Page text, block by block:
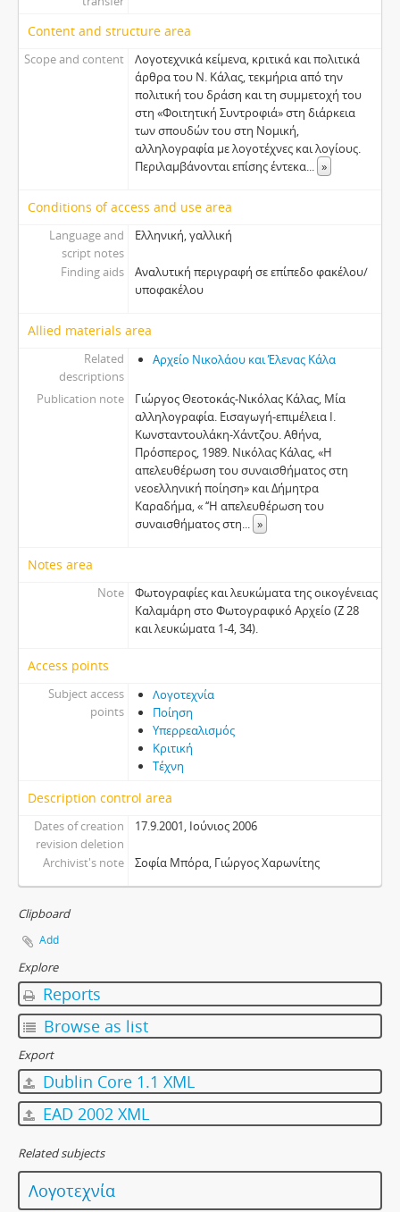
Content and structure area
Scope and content
Λογοτεχνικά κείμενα, κριτικά και πολιτικά
άρθρα του Ν. Κάλας, τεκμήρια από την
πολιτική του δράση και τη συμμετοχή του
στη «Φοιτητική Συντροφιά» στη διάρκεια
των σπουδών του στη Νομική,
αλληλογραφία με λογοτέχνες και λογίους.
Περιλαμβάνονται επίσης έντεκα... »
Conditions of access and use area
Language and
script notes
Ελληνική, γαλλική
Finding aids
Αναλυτική περιγραφή σε επίπεδο φακέλου/
υποφακέλου
Allied materials area
Related
descriptions
Αρχείο Νικολάoυ και Έλενας Κάλα
Publication note
Γιώργος Θεοτοκάς-Νικόλας Κάλας, Μία
αλληλογραφία. Εισαγωγή-επιμέλεια Ι.
Κωνσταντουλάκη-Χάντζου. Αθήνα,
Πρόσπερος, 1989. Νικόλας Κάλας, «Η
απελευθέρωση του συναισθήματος στη
νεοελληνική ποίηση» και Δήμητρα
Καραδήμα, « ‘‘Η απελευθέρωση του
συναισθήματος στη... »
Notes area
Note
Φωτογραφίες και λευκώματα της οικογένειας
Καλαμάρη στο Φωτογραφικό Αρχείο (Ζ 28
και λευκώματα 1-4, 34).
Access points
Subject access
points
Λογοτεχνία
Ποίηση
Υπερρεαλισμός
Κριτική
Τέχνη
Description control area
Dates of creation
revision deletion
17.9.2001, Ιούνιος 2006
Archivist's note Σοφία Μπόρα, Γιώργος Χαρωνίτης
Clipboard
Add
Explore
Reports
Browse as list
Export
Dublin Core 1.1 XML
EAD 2002 XML
Related subjects
Λογοτεχνία